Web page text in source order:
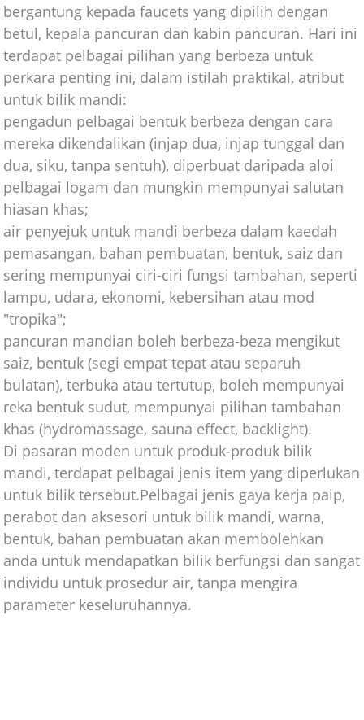
bergantung kepada faucets yang dipilih dengan
betul, kepala pancuran dan kabin pancuran. Hari ini
terdapat pelbagai pilihan yang berbeza untuk
perkara penting ini, dalam istilah praktikal, atribut
untuk bilik mandi:
pengadun pelbagai bentuk berbeza dengan cara
mereka dikendalikan (injap dua, injap tunggal dan
dua, siku, tanpa sentuh), diperbuat daripada aloi
pelbagai logam dan mungkin mempunyai salutan
hiasan khas;
air penyejuk untuk mandi berbeza dalam kaedah
pemasangan, bahan pembuatan, bentuk, saiz dan
sering mempunyai ciri-ciri fungsi tambahan, seperti
lampu, udara, ekonomi, kebersihan atau mod
"tropika";
pancuran mandian boleh berbeza-beza mengikut
saiz, bentuk (segi empat tepat atau separuh
bulatan), terbuka atau tertutup, boleh mempunyai
reka bentuk sudut, mempunyai pilihan tambahan
khas (hydromassage, sauna effect, backlight).
Di pasaran moden untuk produk-produk bilik
mandi, terdapat pelbagai jenis item yang diperlukan
untuk bilik tersebut.Pelbagai jenis gaya kerja paip,
perabot dan aksesori untuk bilik mandi, warna,
bentuk, bahan pembuatan akan membolehkan
anda untuk mendapatkan bilik berfungsi dan sangat
individu untuk prosedur air, tanpa mengira
parameter keseluruhannya.